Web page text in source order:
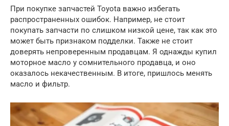
При покупке запчастей Toyota важно избегать
распространенных ошибок. Например, не стоит
покупать запчасти по слишком низкой цене, так как это
может быть признаком подделки. Также не стоит
доверять непроверенным продавцам. Я однажды купил
моторное масло у сомнительного продавца, и оно
оказалось некачественным. В итоге, пришлось менять
масло и фильтр.